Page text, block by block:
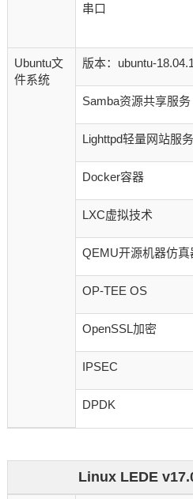
串口
Ubuntu文
件系统
版本：ubuntu-18.04.1
Samba资源共享服务
Lighttpd轻量网站服务
Docker容器
LXC虚拟技术
QEMU开源机器仿真
OP-TEE OS
OpenSSL加密
IPSEC
DPDK
Linux LEDE